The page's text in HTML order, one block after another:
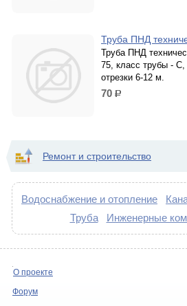
Труба ПНД
Труба ПНД
75, класс трубы -
отрезки 6-12 м.
70 р.
Ремонт и строительство
Водоснабжение и отопление
Труба
Инженерные
О проекте
Форум